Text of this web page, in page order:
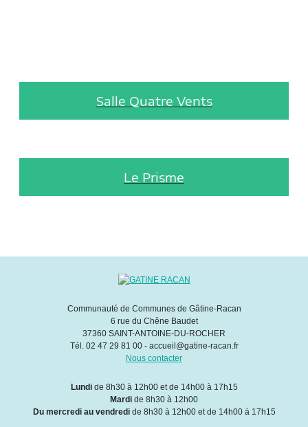
Salle Quatre Vents
Le Prisme
Communauté de Communes de Gâtine-Racan
6 rue du Chêne Baudet
37360 SAINT-ANTOINE-DU-ROCHER
Tél. 02 47 29 81 00 - accueil@gatine-racan.fr
Nous contacter
Lundide 8h30 à 12h00 et de 14h00 à 17h15
Mardi de 8h30 à 12h00
Du mercredi au vendredide 8h30 à 12h00 et de 14h00 à 17h15